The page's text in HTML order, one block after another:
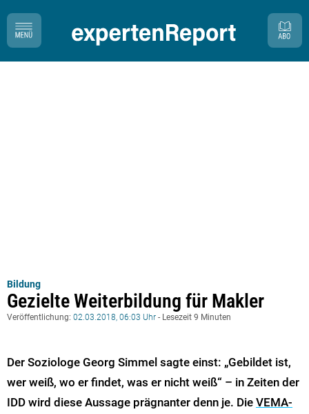
Bildung
Gezielte Weiterbildung für Makler
Veröffentlichung: 02.03.2018, 06:03 Uhr - Lesezeit 9 Minuten
Der Soziologe Georg Simmel sagte einst: „Gebildet ist,
wer weiß, wo er findet, was er nicht weiß“ – in Zeiten der
IDD wird diese Aussage prägnanter denn je. Die VEMA-